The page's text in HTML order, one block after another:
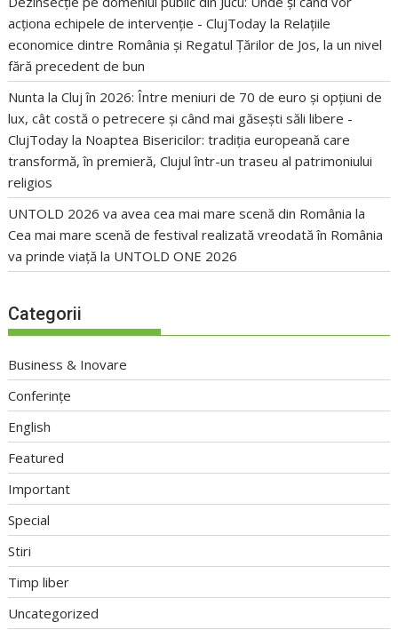
acționa echipele de intervenție - ClujToday la Relațiile
economice dintre România și Regatul Țărilor de Jos, la un nivel
fără precedent de bun
Nunta la Cluj în 2026: Între meniuri de 70 de euro și opțiuni de
lux, cât costă o petrecere și când mai găsești săli libere -
ClujToday la Noaptea Bisericilor: tradiția europeană care
transformă, în premieră, Clujul într-un traseu al patrimoniului
religios
UNTOLD 2026 va avea cea mai mare scenă din România la
Cea mai mare scenă de festival realizată vreodată în România
va prinde viață la UNTOLD ONE 2026
Categorii
Business & Inovare
Conferințe
English
Featured
Important
Special
Stiri
Timp liber
Uncategorized